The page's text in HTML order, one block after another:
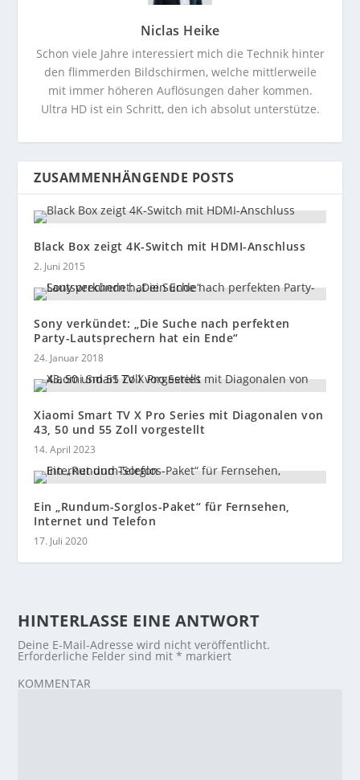
Niclas Heike
Schon viele Jahre interessiert mich die Technik hinter
den flimmerden Bildschirmen, welche mittlerweile
mit immer höheren Auflösungen daher kommen.
Ultra HD ist ein Schritt, den ich absolut unterstütze.
ZUSAMMENHÄNGENDE POSTS
Black Box zeigt 4K-Switch mit HDMI-Anschluss
2. Juni 2015
Sony verkündet: „Die Suche nach perfekten
Party-Lautsprechern hat ein Ende“
24. Januar 2018
Xiaomi Smart TV X Pro Series mit Diagonalen von
43, 50 und 55 Zoll vorgestellt
14. April 2023
Ein „Rundum-Sorglos-Paket“ für Fernsehen,
Internet und Telefon
17. Juli 2020
HINTERLASSE EINE ANTWORT
Deine E-Mail-Adresse wird nicht veröffentlicht.
Erforderliche Felder sind mit* markiert
KOMMENTAR